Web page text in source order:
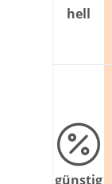
hell

günstig